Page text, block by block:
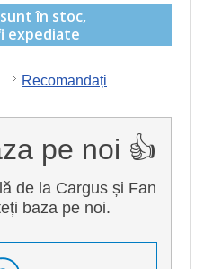
în stoc,
expediate
Recomandați
pe noi 👍
de la Cargus și Fan
baza pe noi.